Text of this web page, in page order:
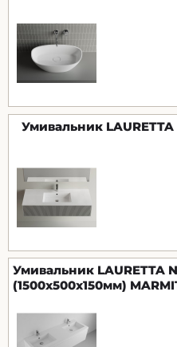
Умивальник LAURETTA
Умивальник LAURETTA
(1500х500х150мм)